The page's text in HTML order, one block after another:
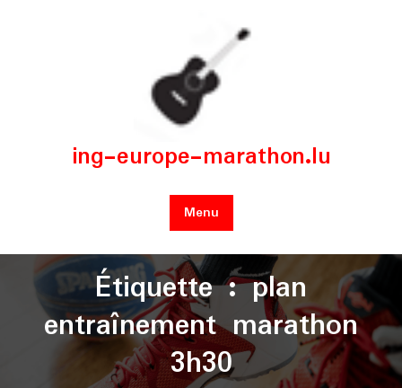
ing-europe-marathon.lu
Menu
Étiquette :plan
entraînement marathon
3h30